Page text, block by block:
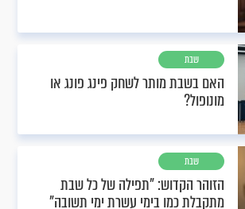
שבת
האם בשבת מותר לשחק פינג פונג או
מונופול?
שבת
הזוהר הקדוש: "תפילה של כל שבת
מתקבלת כמו בימי עשרת ימי תשובה"